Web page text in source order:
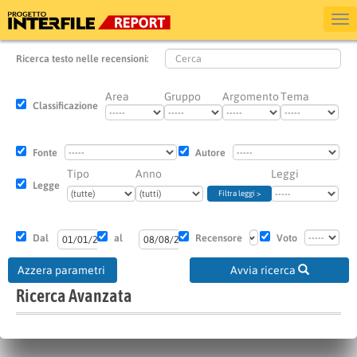
Ricerca testo nelle recensioni:
Classificazione
Area Gruppo ArgomentoTema
Fonte Autore
Legge
Tipo Anno Leggi
Filtra leggi >
Dal al Recensore Voto
Azzera parametri Avvia ricerca
Ricerca Avanzata